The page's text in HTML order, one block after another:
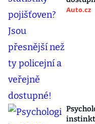
Auto.cz